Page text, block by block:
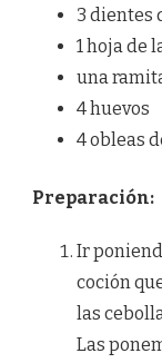
3 dientes
1 hoja de
una
4 huevos
4 obleas
Preparación:
Ir
coción
las
Las